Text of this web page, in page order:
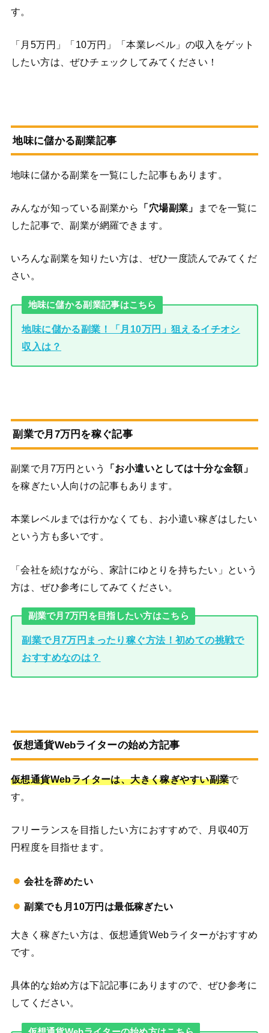
す。
「月5万円」「10万円」「本業レベル」の収入をゲット
したい方は、ぜひチェックしてみてください！
地味に儲かる副業記事
地味に儲かる副業を一覧にした記事もあります。
みんなが知っている副業から 「穴場副業」
までを一覧に
した記事で、副業が網羅できます。
いろんな副業を知りたい方は、ぜひ一度読んでみてくだ
さい。
地味に儲かる副業記事はこちら
地味に儲かる副業！「月10万円」狙えるイチオシ
収入は？
副業で月7万円を稼ぐ記事
副業で月7万円という
「お小遣いとしては十分な金額」
を稼ぎたい人向けの記事もあります。
本業レベルまでは行かなくても、お小遣い稼ぎはしたい
という方も多いです。
「会社を続けながら、家計にゆとりを持ちたい」という
方は、ぜひ参考にしてみてください。
副業で月7万円を目指したい方はこちら
副業で月7万円まったり稼ぐ方法！初めての挑戦で
おすすめなのは？
仮想通貨Webライターの始め方記事
仮想通貨Webライターは、大きく稼ぎやすい副業で
す。
フリーランスを目指したい方におすすめで、月収40万
円程度を目指せます。
会社を辞めたい
副業でも月10万円は最低稼ぎたい
大きく稼ぎたい方は、仮想通貨Webライターがおすすめ
です。
具体的な始め方は下記記事にありますので、ぜひ参考に
してください。